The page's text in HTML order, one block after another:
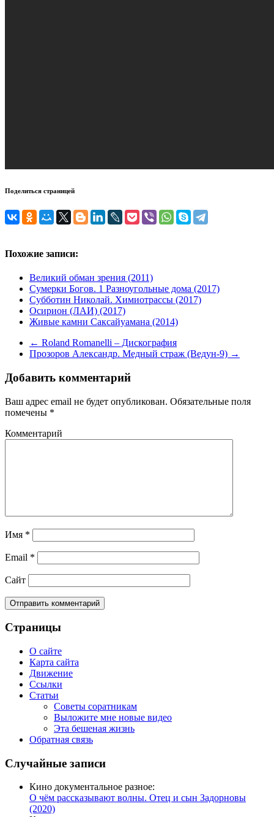
Поделиться страницей
Похожие записи:
Великий обман зрения (2011)
Сумерки Богов. 1 Разноугольные дома (2017)
Субботин Николай. Химиотрассы (2017)
Осирион (ЛАИ) (2017)
Живые камни Саксайуамана (2014)
← Roland Romanelli – Дискография
Прозоров Александр. Медный страж (Ведун-9) →
Добавить комментарий
Ваш адрес email не будет опубликован. Обязательные поля
помечены *
Комментарий
Имя *
Email *
Сайт
Страницы
О сайте
Карта сайта
Движение
Ссылки
Статьи
Советы соратникам
Выложите мне новые видео
Эта бешеная жизнь
Обратная связь
Случайные записи
Кино документальное разное:
О чём рассказывают волны. Отец и сын Задорновы
(2020)